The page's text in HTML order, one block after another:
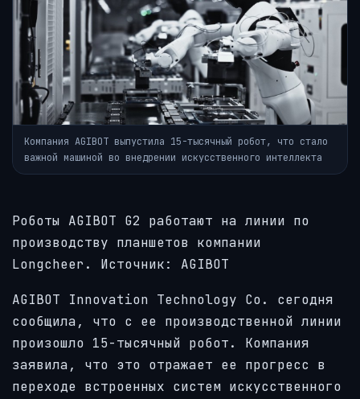
Компания AGIBOT выпустила 15-тысячный робот, что стало
важной машиной во внедрении искусственного интеллекта
Роботы AGIBOT G2 работают на линии по
производству планшетов компании
Longcheer. Источник: AGIBOT
AGIBOT Innovation Technology Co. сегодня
сообщила, что с ее производственной линии
произошло 15-тысячный робот. Компания
заявила, что это отражает ее прогресс в
переходе встроенных систем искусственного